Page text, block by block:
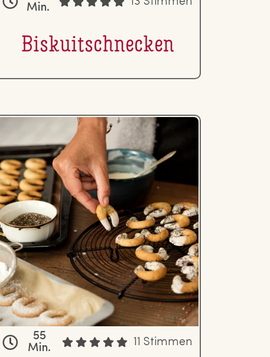
Min.
Bis­kuit­schne­cken
55
Min.
11 Stimmen